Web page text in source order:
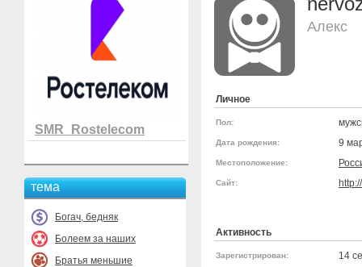
SMR_Rostelecom
тема
Богач, бедняк
Болеем за наших
Братья меньшие
Алекс
Личное
Пол:
Дата рождения: 9
Местоположение:
Сайт:
Активность
Зарегистрирован: 14